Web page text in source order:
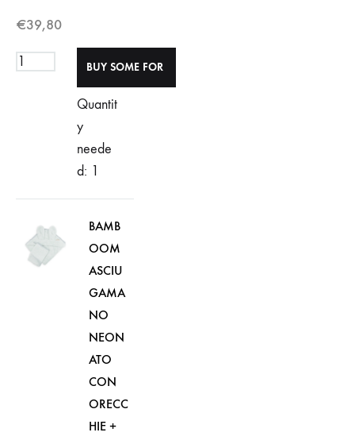
€39,80
Quantit
y
neede
d: 1
BAMB
OOM
ASCIU
GAMA
NO
NEON
ATO
CON
ORECC
HIE +